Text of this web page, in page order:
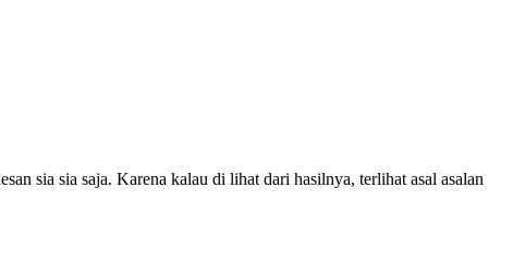
sia sia saja. Karena kalau di lihat dari hasilnya, terlihat asal asalan